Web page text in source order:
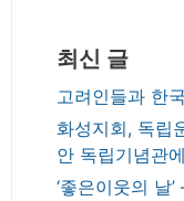
최신 글
고려인들과 한
화성지회, 독립
안 독립기념관
‘좋은이웃의 날